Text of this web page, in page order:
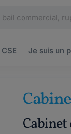
CSE Je suis un
Cabinet